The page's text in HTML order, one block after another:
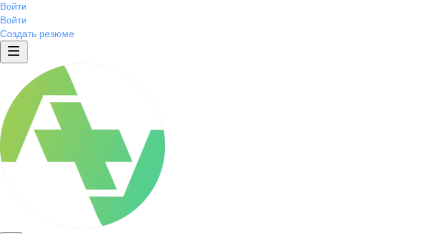
Войти
Войти
Создать резюме